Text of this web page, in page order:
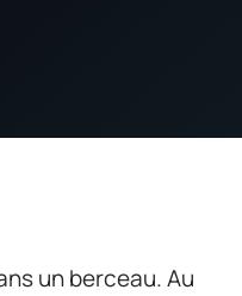
un berceau. Au